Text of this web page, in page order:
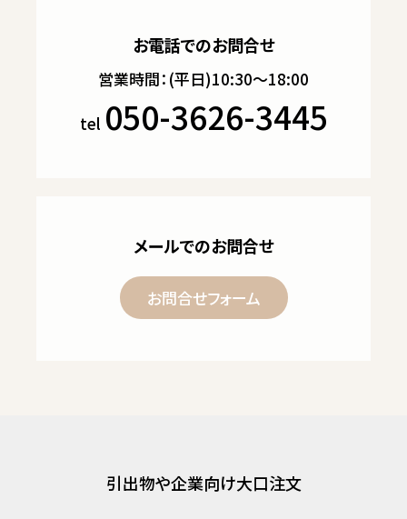
お電話でのお問合せ
営業時間：(平日)10:30～18:00
tel 050-3626-3445
メールでのお問合せ
お問合せフォーム
引出物や企業向け大口注文